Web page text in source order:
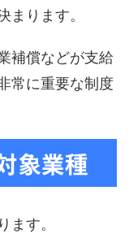
まります。
補償などが支給
常に重要な制度
象業種
ます。